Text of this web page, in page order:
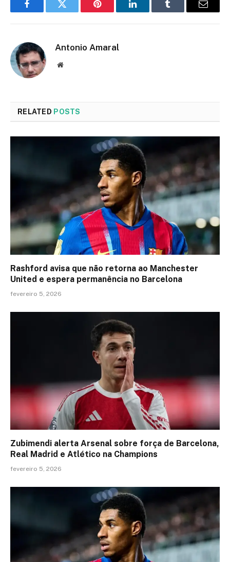
FacebookTwitter Pinterest LinkedInTumblr Email
Antonio Amaral
Website
RELATED POSTS
Rashford avisa que não retorna ao Manchester
United e espera permanência no Barcelona
fevereiro 5, 2026
Zubimendi alerta Arsenal sobre força de Barcelona,
Real Madrid e Atlético na Champions
fevereiro 5, 2026